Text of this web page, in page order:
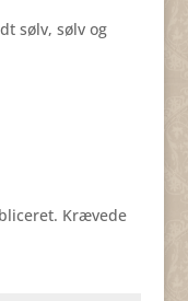
sølv, sølv og
Krævede